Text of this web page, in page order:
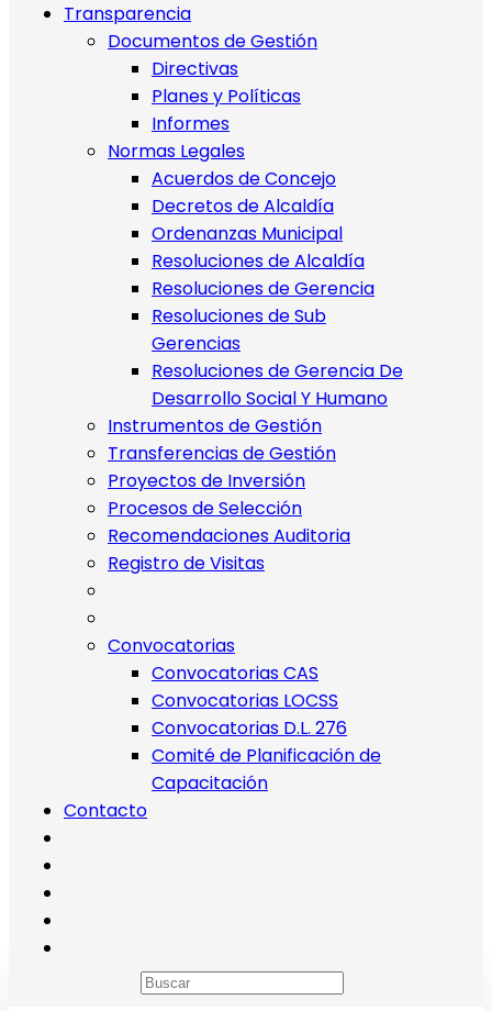
Transparencia
Documentos de Gestión
Directivas
Planes y Políticas
Informes
Normas Legales
Acuerdos de Concejo
Decretos de Alcaldía
Ordenanzas Municipal
Resoluciones de Alcaldía
Resoluciones de Gerencia
Resoluciones de Sub
Gerencias
Resoluciones de Gerencia De
Desarrollo Social Y Humano
Instrumentos de Gestión
Transferencias de Gestión
Proyectos de Inversión
Procesos de Selección
Recomendaciones Auditoria
Registro de Visitas
Convocatorias
Convocatorias CAS
Convocatorias LOCSS
Convocatorias D.L. 276
Comité de Planificación de
Capacitación
Contacto
Calendario de eventos